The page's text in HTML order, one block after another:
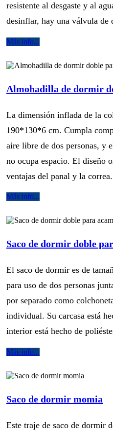
resistente al desgaste y al
desinflar, hay una válvula de
Más info...
Almohadilla de dormir
La dimensión inflada de la
190*130*6 cm. Cumpla
aire libre de dos personas, y
no ocupa espacio. El diseño
ventajas del panal y la
Más info...
Saco de dormir doble
El saco de dormir es de
para uso de dos personas
por separado como
individual. Su carcasa está
interior está hecho de
Más info...
Saco de dormir momia
Este traje de saco de dormir